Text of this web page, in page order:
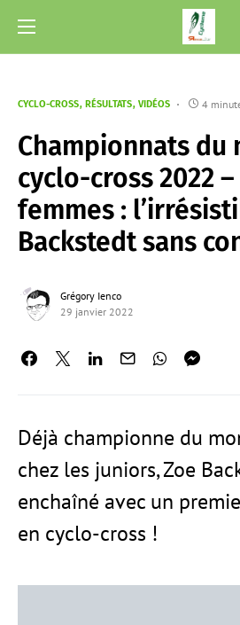
CYCLO-CROSS RÉSULTATS VIDÉOS 4
Championnats du
cyclo-cross 2022
femmes :
Backstedt sans
Grégory Ienco
29 janvier 2022
Déjà championne du
chez les juniors, Zoe
enchaîné avec un
en cyclo-cross !